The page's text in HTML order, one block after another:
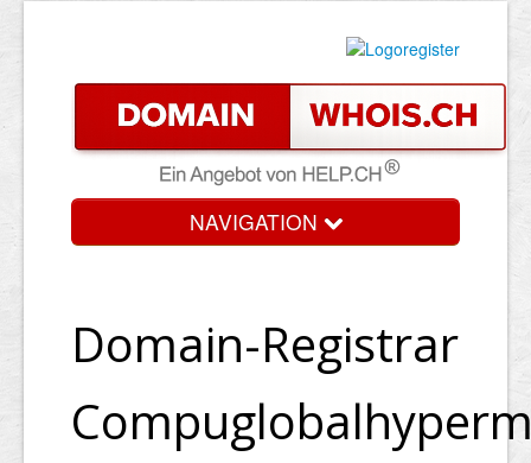
NAVIGATION
Domain-Registrar